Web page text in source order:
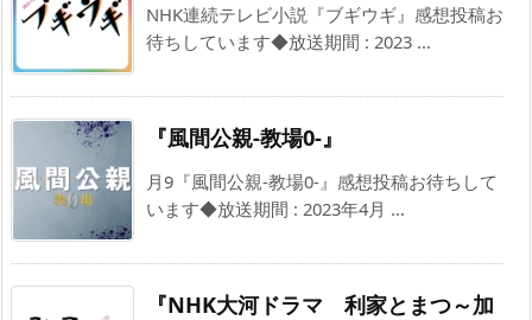
NHK連続テレビ小説『ブギウギ』感想投稿お
待ちしています◆放送期間 : 2023 ...
『風間公親-教場0-』
月9『風間公親-教場0-』感想投稿お待ちして
います◆放送期間 : 2023年4月 ...
『NHK大河ドラマ 利家とまつ～加